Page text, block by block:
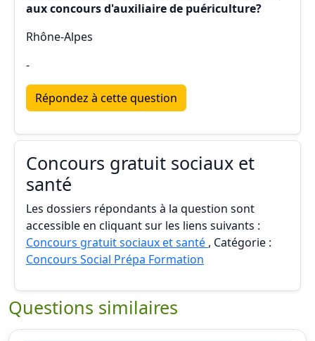
aux concours d'auxiliaire de puériculture?
Rhône-Alpes
-
Répondez à cette question
Concours gratuit sociaux et
santé
Les dossiers répondants à la question sont
accessible en cliquant sur les liens suivants :
Concours gratuit sociaux et santé , Catégorie :
Concours Social Prépa Formation
Questions similaires